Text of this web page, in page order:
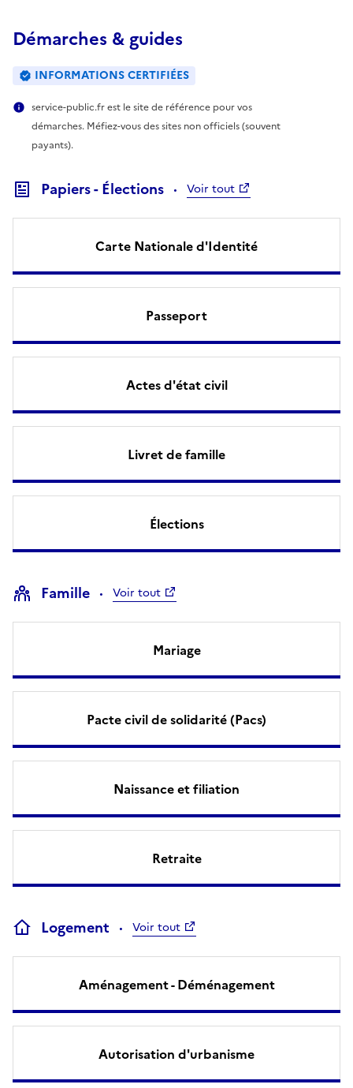
Démarches & guides
INFORMATIONS CERTIFIÉES
service-public.fr est le site de référence pour vos
démarches. Méfiez-vous des sites non officiels (souvent
payants).
Papiers - Élections Voir tout
Carte Nationale d'Identité
Passeport
Actes d'état civil
Livret de famille
Élections
Famille Voir tout
Mariage
Pacte civil de solidarité (Pacs)
Naissance et filiation
Retraite
Logement Voir tout
Aménagement - Déménagement
Autorisation d'urbanisme